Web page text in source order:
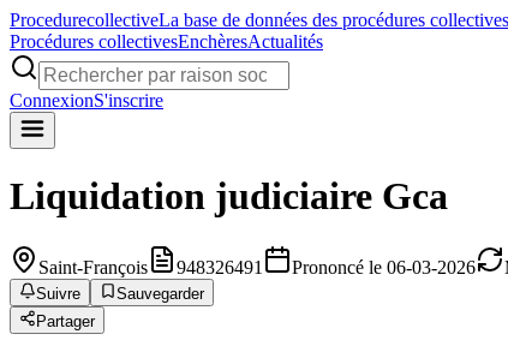
ProcedurecollectiveLa base de données des procédures
Procédures collectivesEnchèresActualités
ConnexionS'inscrire
Liquidation judiciaire Gca
Saint-François 948326491 Prononcé le 06-03-2026
Suivre
Sauvegarder
Partager